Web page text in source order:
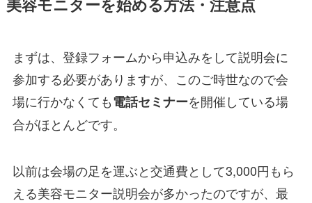
まずは、登録フォームから申込みをして説明会に
参加する必要がありますが、このご時世なので会
場に行かなくても電話セミナーを開催している場
合がほとんどです。
以前は会場の足を運ぶと交通費として3,000円もら
える美容モニター説明会が多かったのですが、最